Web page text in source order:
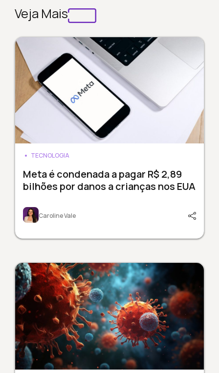
Veja Mais
TECNOLOGIA
Meta é condenada a pagar R$ 2,89
bilhões por danos a crianças nos EUA
Caroline Vale